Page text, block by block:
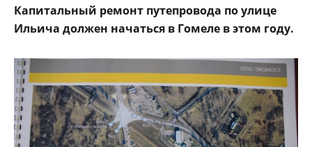
Капитальный ремонт путепровода по улице
Ильича должен начаться в Гомеле в этом году.